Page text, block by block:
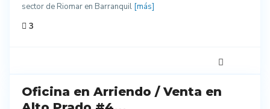
sector de Riomar en Barranquil [más]
3
Oficina en Arriendo / Venta en